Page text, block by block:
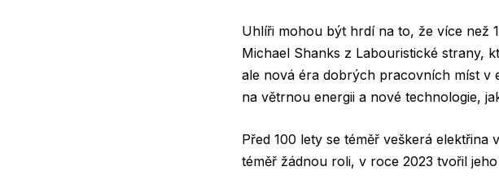
Uhlíři mohou být hrdí na to, že více než
Michael Shanks z Labouristické strany,
ale nová éra dobrých pracovních míst v
na větrnou energii a nové technologie,
Před 100 lety se téměř veškerá
téměř žádnou roli, v roce 2023 tvořil